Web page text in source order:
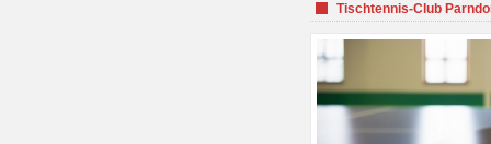
Tischtennis-Club